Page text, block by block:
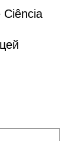
Ciência